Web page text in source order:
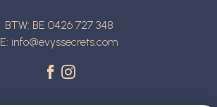
BTW: BE 0426 727 348
E: info@evyssecrets.com